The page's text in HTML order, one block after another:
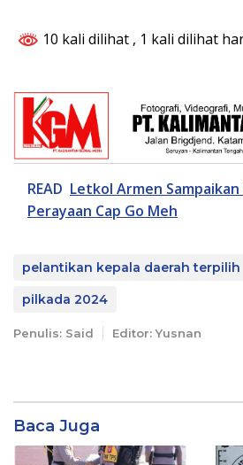
10 kali dilihat , 1 kali dilihat
READ Letkol Armen
Perayaan Cap Go Meh
pelantikan kepala daerah terpilih
pilkada 2024
Penulis: Said Editor: Yusnan
Baca Juga